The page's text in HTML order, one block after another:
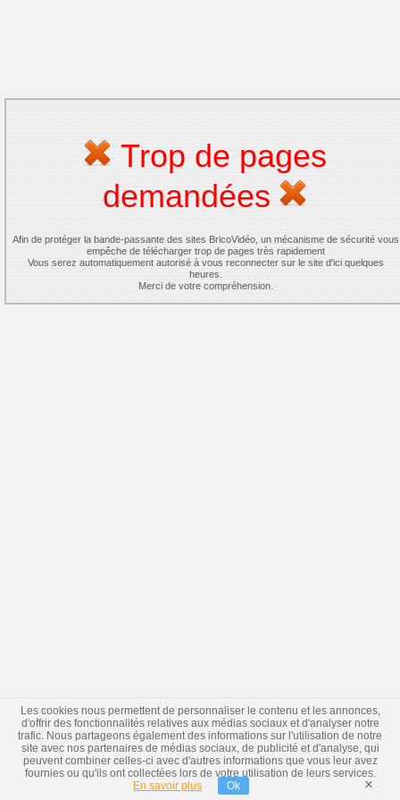
Trop de pages
demandées
Afin de protéger la bande-passante des sites BricoVidéo, un mécanisme de sécurité vous
empêche de télécharger trop de pages très rapidement
Vous serez automatiquement autorisé à vous reconnecter sur le site d'ici quelques
heures.
Merci de votre compréhension.
Les cookies nous permettent de personnaliser le contenu et les annonces,
d'offrir des fonctionnalités relatives aux médias sociaux et d'analyser notre
trafic. Nous partageons également des informations sur l'utilisation de notre
site avec nos partenaires de médias sociaux, de publicité et d'analyse, qui
peuvent combiner celles-ci avec d'autres informations que vous leur avez
fournies ou qu'ils ont collectées lors de votre utilisation de leurs services.
En savoir plus
Ok ×